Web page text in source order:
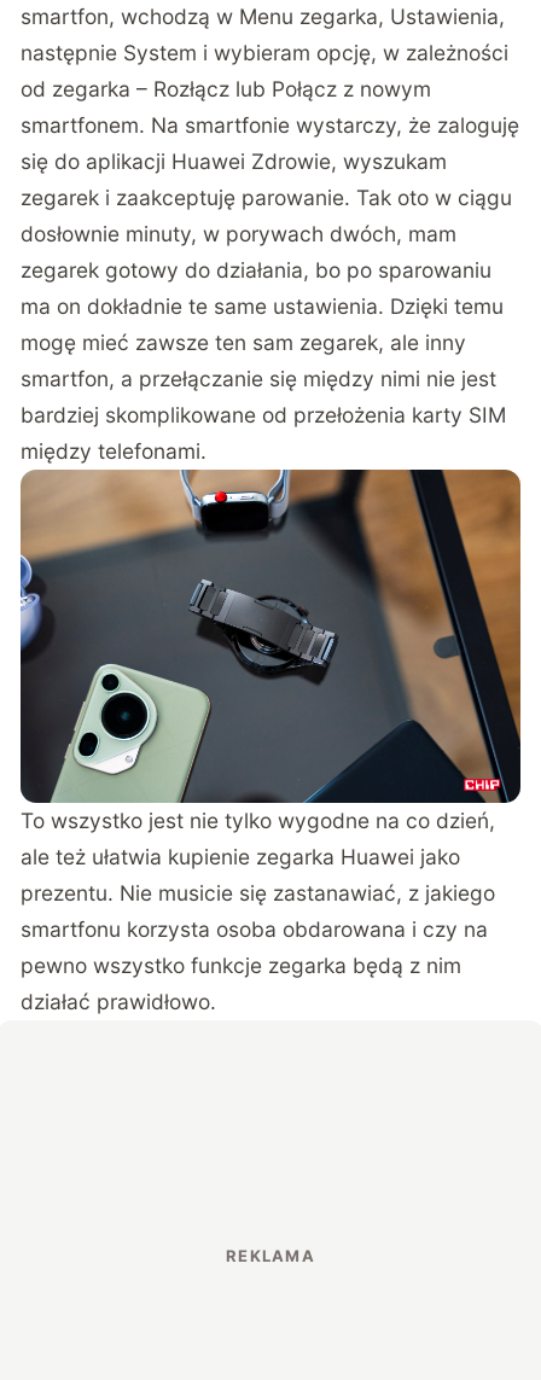
smartfon, wchodzą w Menu zegarka, Ustawienia,
następnie System i wybieram opcję, w zależności
od zegarka – Rozłącz lub Połącz z nowym
smartfonem. Na smartfonie wystarczy, że zaloguję
się do aplikacji Huawei Zdrowie, wyszukam
zegarek i zaakceptuję parowanie. Tak oto w ciągu
dosłownie minuty, w porywach dwóch, mam
zegarek gotowy do działania, bo po sparowaniu
ma on dokładnie te same ustawienia. Dzięki temu
mogę mieć zawsze ten sam zegarek, ale inny
smartfon, a przełączanie się między nimi nie jest
bardziej skomplikowane od przełożenia karty SIM
między telefonami.
To wszystko jest nie tylko wygodne na co dzień,
ale też ułatwia kupienie zegarka Huawei jako
prezentu. Nie musicie się zastanawiać, z jakiego
smartfonu korzysta osoba obdarowana i czy na
pewno wszystko funkcje zegarka będą z nim
działać prawidłowo.